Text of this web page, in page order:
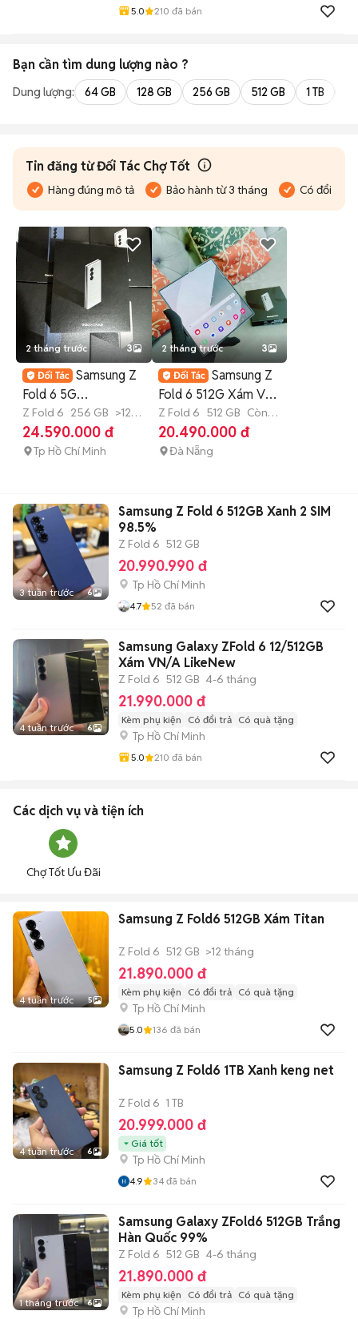
5.0 210 đã bán
Bạn cần tìm dung lượng nào ?
Dung lượng: 64 GB 128 GB 256 GB 512 GB 1 TB
Tin đăng từ Đối Tác Chợ Tốt
Hàng đúng mô tả Bảo hành từ 3 tháng Có đổi trả
2 tháng trước 3
Samsung Z
Fold 6 5G
12GB/256GB
NewSeal Công
Ty_Góp
Z Fold 6 256 GB >12
tháng
24.590.000 đ
Tp Hồ Chí Minh
2 tháng trước 3
Samsung Z
Fold 6 512G Xám VN
nguyên zin Áp
Z Fold 6 512 GB Còn
bảo hành
20.490.000 đ
Đà Nẵng
3 tuần trước 6
Samsung Z Fold 6 512GB Xanh 2 SIM
98.5%
Z Fold 6 512 GB
20.990.990 đ
Tp Hồ Chí Minh
4.7 52 đã bán
4 tuần trước 6
Samsung Galaxy ZFold 6 12/512GB
Xám VN/A LikeNew
Z Fold 6 512 GB 4-6 tháng
21.990.000 đ
Kèm phụ kiện Có đổi trả Có quà tặng
Tp Hồ Chí Minh
5.0 210 đã bán
Các dịch vụ và tiện ích
Chợ Tốt Ưu Đãi
4 tuần trước 5
Samsung Z Fold6 512GB Xám Titan
Z Fold 6 512 GB >12 tháng
21.890.000 đ
Kèm phụ kiện Có đổi trả Có quà tặng
Tp Hồ Chí Minh
5.0 136 đã bán
4 tuần trước 6
Samsung Z Fold6 1TB Xanh keng net
Z Fold 6 1 TB
20.999.000 đ
Giá tốt
Tp Hồ Chí Minh
4.9 34 đã bán
1 tháng trước 6
Samsung Galaxy ZFold6 512GB Trắng
Hàn Quốc 99%
Z Fold 6 512 GB 4-6 tháng
21.890.000 đ
Kèm phụ kiện Có đổi trả Có quà tặng
Tp Hồ Chí Minh